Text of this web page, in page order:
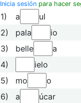
Inicia sesiónpara hacer
1) a
ul
2)
pala
io
3)
belle
a
4)
ielo
5)
mo
o
6)
a
úcar